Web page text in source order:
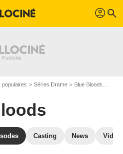
profil search
populaires Séries Drame Blue Bloods
Casting News